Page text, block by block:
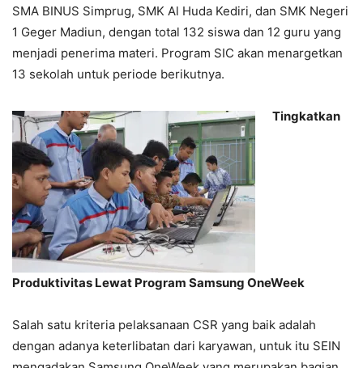
SMA BINUS Simprug, SMK Al Huda Kediri, dan SMK Negeri
1 Geger Madiun, dengan total 132 siswa dan 12 guru yang
menjadi penerima materi. Program SIC akan menargetkan
13 sekolah untuk periode berikutnya.
Tingkatkan
Produktivitas Lewat Program Samsung OneWeek
Salah satu kriteria pelaksanaan CSR yang baik adalah
dengan adanya keterlibatan dari karyawan, untuk itu SEIN